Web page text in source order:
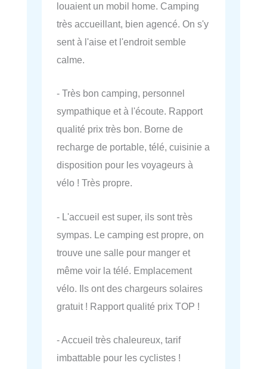
louaient un mobil home. Camping
très accueillant, bien agencé. On s'y
sent à l'aise et l'endroit semble
calme.
- Très bon camping, personnel
sympathique et à l'écoute. Rapport
qualité prix très bon. Borne de
recharge de portable, télé, cuisinie a
disposition pour les voyageurs à
vélo ! Très propre.
- L'accueil est super, ils sont très
sympas. Le camping est propre, on
trouve une salle pour manger et
même voir la télé. Emplacement
vélo. Ils ont des chargeurs solaires
gratuit ! Rapport qualité prix TOP !
- Accueil très chaleureux, tarif
imbattable pour les cyclistes !